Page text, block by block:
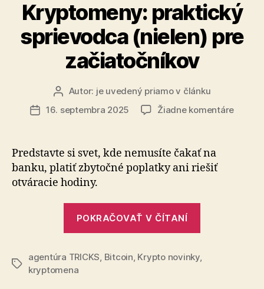
Kryptomeny: praktický
sprievodca (nielen) pre
začiatočníkov
AutorAutor: je uvedený priamo v článku
Dátum
16. septembra 2025 Žiadne komentárena
Predstavte si svet, kde nemusíte čakať na
banku, platiť zbytočné poplatky ani riešiť
otváracie hodiny.
POKRAČOVAŤ V ČÍTANÍ
(nielen)
Značky
agentúra TRICKS, Bitcoin, Krypto novinky,
kryptomena